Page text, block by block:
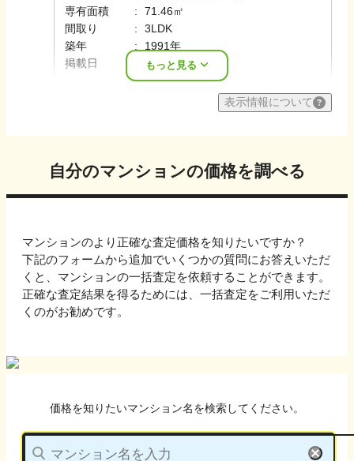
専有面積
71.46㎡
間取り
3LDK
築年
1991年
掲載日
2026年08月
もっと見る
表示情報について
自分のマンションの価格を調べる
マンションのより正確な査定価格を知りたいですか？
下記のフォームから追加でいくつかの質問にお答えいただ
くと、マンションの一括査定を依頼することができます。
正確な査定結果を得るためには、一括査定をご利用いただ
くのがお勧めです。
価格を知りたいマンション名を検索してください。